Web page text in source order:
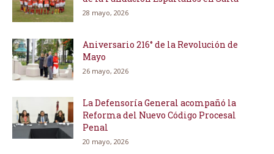
28 mayo, 2026
Aniversario 216° de la Revolución de
Mayo
26 mayo, 2026
La Defensoría General acompañó la
Reforma del Nuevo Código Procesal
Penal
20 mayo, 2026